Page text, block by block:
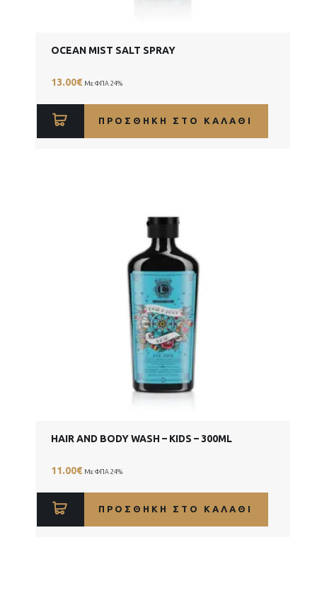
OCEAN MIST SALT SPRAY
13.00€ Με ΦΠΑ 24%
ΠΡΟΣΘΉΚΗ ΣΤΟ ΚΑΛΆΘΙ
HAIR AND BODY WASH – KIDS – 300ML
11.00€ Με ΦΠΑ 24%
ΠΡΟΣΘΉΚΗ ΣΤΟ ΚΑΛΆΘΙ